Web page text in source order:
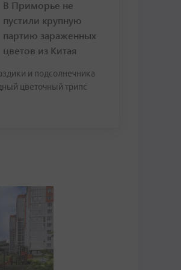
В Приморье не
пустили крупную
партию зараженных
цветов из Китая
и подсолнечника
цветочный трипс